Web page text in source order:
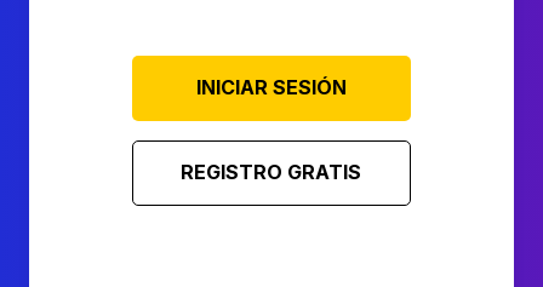
INICIAR SESIÓN
REGISTRO GRATIS